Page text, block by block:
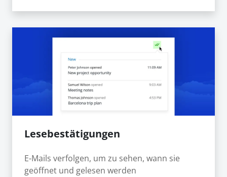
Lesebestätigungen
E-Mails verfolgen, um zu sehen, wann sie
geöffnet und gelesen werden